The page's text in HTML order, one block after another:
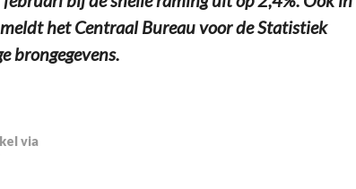
het Centraal Bureau voor de Statistiek
brongegevens.
via